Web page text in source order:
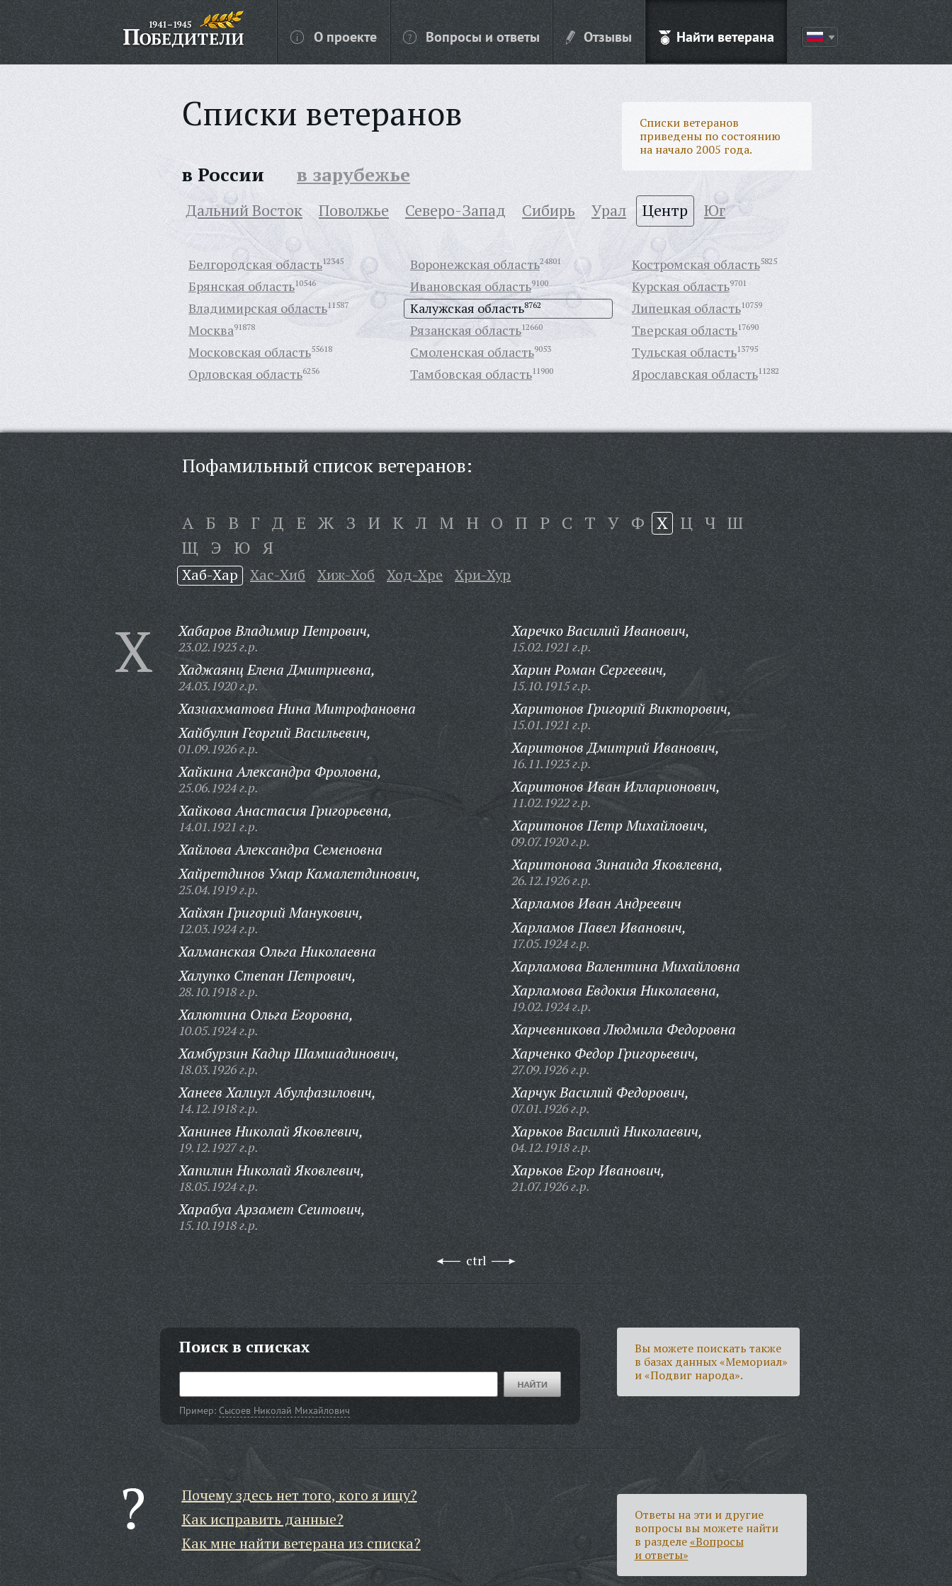
О проекте Вопросы и ответы Отзывы Найти ветерана
Списки ветеранов
Списки ветеранов
приведены по состоянию
на начало 2005 года.
в России в зарубежье
Дальний Восток Поволжье Северо-Запад Сибирь Урал Центр Юг
Белгородская область12345
Брянская область10546
Владимирская область11587
Воронежская область24801
Ивановская область9100
Калужская область8762
Костромская область5825
Курская область9701
Липецкая область10759
Москва91878
Московская область55618
Орловская область6256
Рязанская область12660
Смоленская область9053
Тамбовская область11900
Тверская область17690
Тульская область13795
Ярославская область11282
Пофамильный список ветеранов:
А Б В Г Д Е Ж З И К Л М Н О П Р С Т У Ф Х Ц Ч Ш
Щ Э Ю Я
Хаб-Хар Хас-Хиб Хиж-Хоб Ход-Хре Хри-Хур
Х Хабаров Владимир Петрович,
23.02.1923 г.р.
Хаджаянц Елена Дмитриевна,
24.03.1920 г.р.
Хазиахматова Нина Митрофановна
Хайбулин Георгий Васильевич,
01.09.1926 г.р.
Хайкина Александра Фроловна,
25.06.1924 г.р.
Хайкова Анастасия Григорьевна,
14.01.1921 г.р.
Хайлова Александра Семеновна
Хайретдинов Умар Камалетдинович,
25.04.1919 г.р.
Хайхян Григорий Манукович,
12.03.1924 г.р.
Халманская Ольга Николаевна
Халупко Степан Петрович,
28.10.1918 г.р.
Халютина Ольга Егоровна,
10.05.1924 г.р.
Хамбурзин Кадир Шамшадинович,
18.03.1926 г.р.
Ханеев Халиул Абулфазилович,
14.12.1918 г.р.
Ханинев Николай Яковлевич,
19.12.1927 г.р.
Хапилин Николай Яковлевич,
18.05.1924 г.р.
Харабуа Арзамет Сеитович,
15.10.1918 г.р.
Харечко Василий Иванович,
15.02.1921 г.р.
Харин Роман Сергеевич,
15.10.1915 г.р.
Харитонов Григорий Викторович,
15.01.1921 г.р.
Харитонов Дмитрий Иванович,
16.11.1923 г.р.
Харитонов Иван Илларионович,
11.02.1922 г.р.
Харитонов Петр Михайлович,
09.07.1920 г.р.
Харитонова Зинаида Яковлевна,
26.12.1926 г.р.
Харламов Иван Андреевич
Харламов Павел Иванович,
17.05.1924 г.р.
Харламова Валентина Михайловна
Харламова Евдокия Николаевна,
19.02.1924 г.р.
Харчевникова Людмила Федоровна
Харченко Федор Григорьевич,
27.09.1926 г.р.
Харчук Василий Федорович,
07.01.1926 г.р.
Харьков Василий Николаевич,
04.12.1918 г.р.
Харьков Егор Иванович,
21.07.1926 г.р.
ctrl
Поиск в списках
Пример: Сысоев Николай Михайлович
Вы можете поискать также
в базах данных «Мемориал»
и «Подвиг народа».
Почему здесь нет того, кого я ищу?
Как исправить данные?
Как мне найти ветерана из списка?
Ответы на эти и другие
вопросы вы можете найти
в разделе«Вопросы
и ответы»